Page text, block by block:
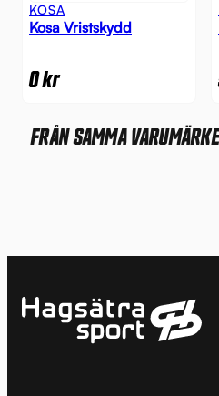
KOSA
Kosa Vristskydd
0kr
FRÅN SAMMA VARUMÄRKE